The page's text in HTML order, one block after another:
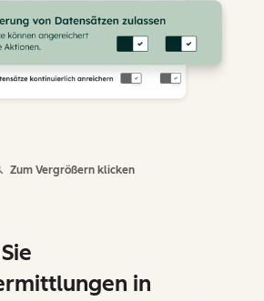
Zum Vergrößern klicken
in